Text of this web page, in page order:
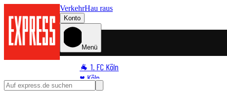
VerkehrHau raus
Konto
Menü
🐐 1. FC Köln
♥️ Köln
⭐ Promi